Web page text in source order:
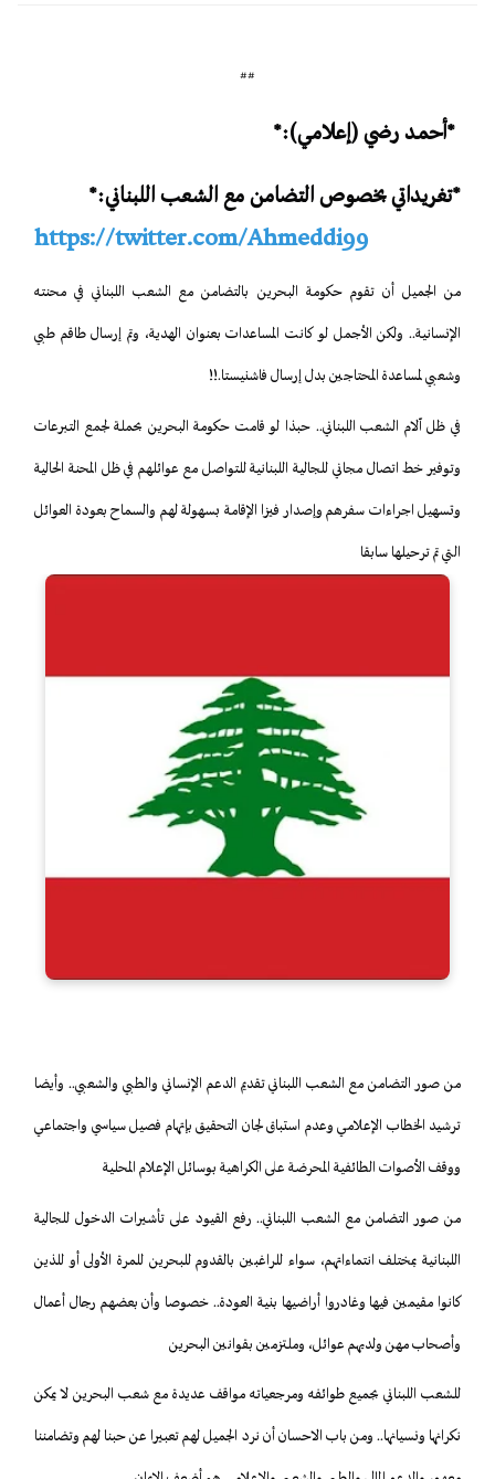
##
*أحمد رضي (إعلامي):*
*تغريداتي بخصوص التضامن مع الشعب اللبناني:*
https://twitter.com/Ahmeddi99
من الجميل أن تقوم حكومة البحرين بالتضامن مع الشعب اللبناني في محنته
الإنسانية.. ولكن الأجمل لو كانت المساعدات بعنوان الهدية، وتم إرسال طاقم طبي
وشعبي لمساعدة المحتاجين بدل إرسال فاشنيستا.!!
في ظل آلام الشعب اللبناني.. حبذا لو قامت حكومة البحرين بحملة لجمع التبرعات
وتوفير خط اتصال مجاني للجالية اللبنانية للتواصل مع عوائلهم في ظل المحنة الحالية
وتسهيل اجراءات سفرهم وإصدار فيزا الإقامة بسهولة لهم والسماح بعودة العوائل
التي تم ترحيلها سابقا
من صور التضامن مع الشعب اللبناني تقديم الدعم الإنساني والطبي والشعبي.. وأيضا
ترشيد الخطاب الإعلامي وعدم استباق لجان التحقيق بإتهام فصيل سياسي واجتماعي
ووقف الأصوات الطائفية المحرضة على الكراهية بوسائل الإعلام المحلية
من صور التضامن مع الشعب اللبناني.. رفع القيود على تأشيرات الدخول للجالية
اللبنانية بمختلف انتماءاتهم، سواء للراغبين بالقدوم للبحرين للمرة الأولى أو للذين
كانوا مقيمين فيها وغادروا أراضيها بنية العودة.. خصوصا وأن بعضهم رجال أعمال
وأصحاب مهن ولديهم عوائل، وملتزمين بقوانين البحرين
للشعب اللبناني بجميع طوائفه ومرجعياته مواقف عديدة مع شعب البحرين لا يمكن
نكرانها ونسيانها.. ومن باب الاحسان أن نرد الجميل لهم تعبيرا عن حبنا لهم وتضامننا